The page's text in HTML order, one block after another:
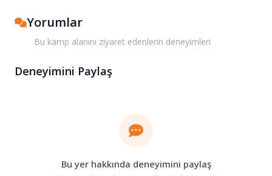
Yorumlar
Bu kamp alanını ziyaret edenlerin deneyimleri
Deneyimini Paylaş
Bu yer hakkında deneyimini paylaş